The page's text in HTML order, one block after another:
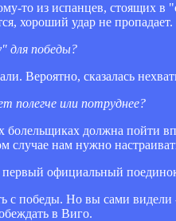
то из испанцев, стоящих в
хороший удар не пропадает.
для победы?
Вероятно, сказалась
полегче или потруднее?
болельщиках должна пойти
случае нам нужно
первый официальный
с победы. Но вы сами
в Виго.